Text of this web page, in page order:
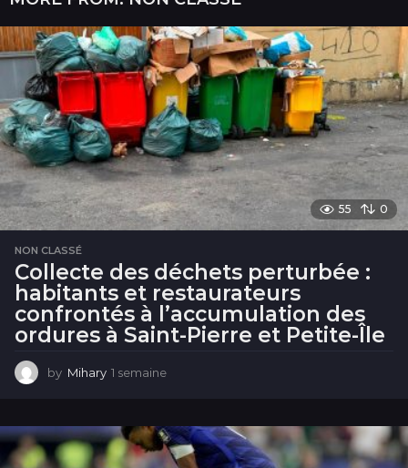
55 0
NON CLASSÉ
Collecte des déchets perturbée :
habitants et restaurateurs
confrontés à l’accumulation des
ordures à Saint-Pierre et Petite-Île
by Mihary 1 semaine
m
a